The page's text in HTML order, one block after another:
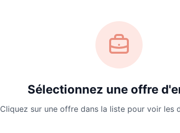
Sélectionnez une offre
Cliquez sur une offre dans la liste pour voir les